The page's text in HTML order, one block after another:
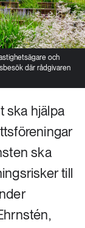
och
där rådgivaren
ska hjälpa
ska
till